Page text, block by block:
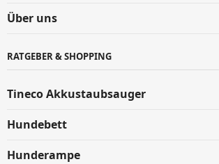
Über uns
RATGEBER & SHOPPING
Tineco Akkustaubsauger
Hundebett
Hunderampe